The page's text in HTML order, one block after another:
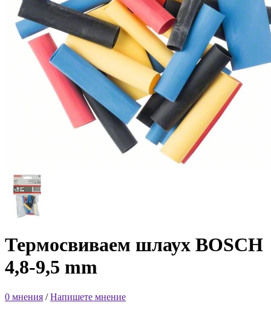
Термосвиваем шлаух BOSCH
4,8-9,5 mm
0 мнения /Напишете мнение